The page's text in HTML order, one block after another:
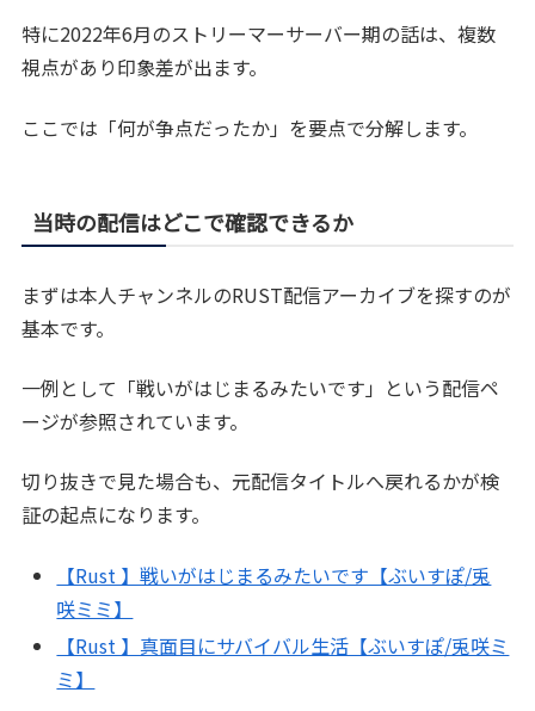
特に2022年6月のストリーマーサーバー期の話は、複数
視点があり印象差が出ます。
ここでは「何が争点だったか」を要点で分解します。
当時の配信はどこで確認できるか
まずは本人チャンネルのRUST配信アーカイブを探すのが
基本です。
一例として「戦いがはじまるみたいです」という配信ペ
ージが参照されています。
切り抜きで見た場合も、元配信タイトルへ戻れるかが検
証の起点になります。
【Rust 】戦いがはじまるみたいです【ぶいすぽ/兎
咲ミミ】
【Rust 】真面目にサバイバル生活【ぶいすぽ/兎咲ミ
ミ】